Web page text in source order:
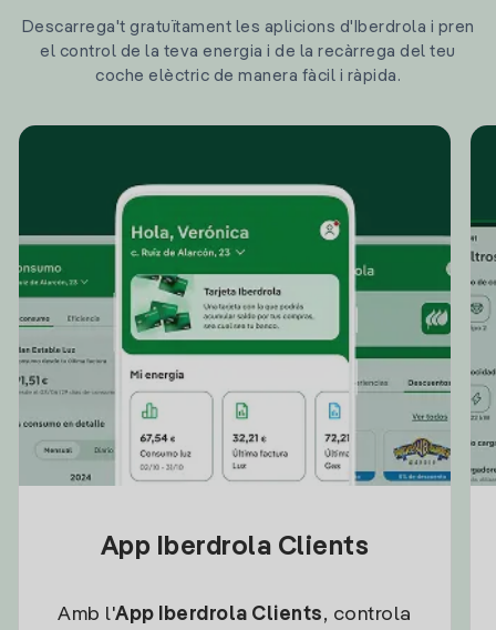
Descarrega't gratuïtament les aplicions d'Iberdrola i pren
el control de la teva energia i de la recàrrega del teu
coche elèctric de manera fàcil i ràpida.
App Iberdrola Clients
Amb l'App Iberdrola Clients, controla